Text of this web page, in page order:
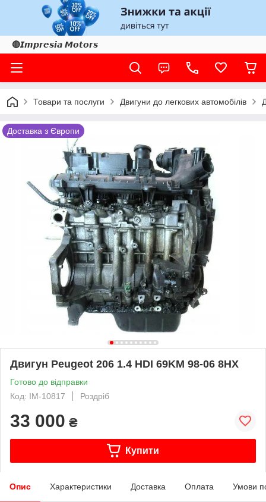
🔴𝙄𝙢𝙥𝙧𝙚𝙨𝙞𝙖 𝙈𝙤𝙩𝙤𝙧𝙨
Товари та послуги Двигуни до легкових автомобілів
Доставка з Європи
Двигун Peugeot 206 1.4 HDI 69KM 98-06 8HX
Готово до відправки
Код: IM-10817
Роздріб
33 000 ₴
Купити
Опис Характеристики Доставка Оплата Умови